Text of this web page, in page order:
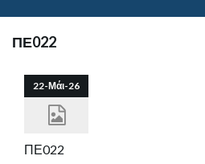
ΠΕ022
22-Μάι-26
ΠΕ022